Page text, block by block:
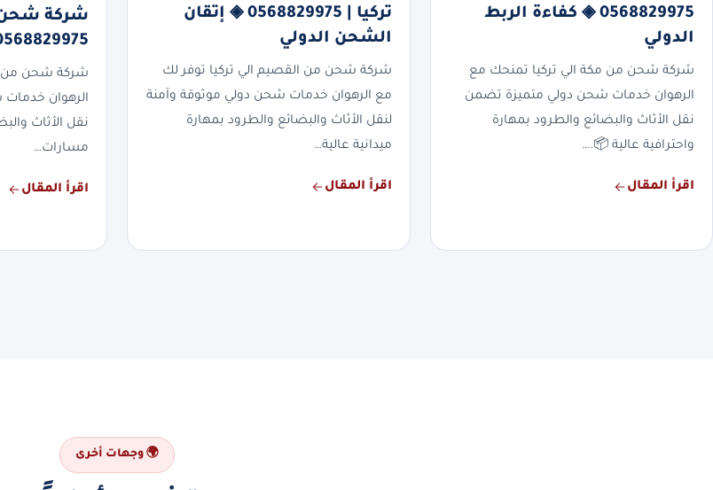
0568829975 ◈ كفاءة الربط
الدولي
شركة شحن من مكة الي تركيا تمنحك مع
الرهوان خدمات شحن دولي متميزة تضمن
نقل الأثاث والبضائع والطرود بمهارة
واحترافية عالية 📦.…
اقرأ المقال
تركيا | 0568829975 ◈ إتقان
الشحن الدولي
شركة شحن من القصيم الي تركيا توفر لك
مع الرهوان خدمات شحن دولي موثوقة وآمنة
لنقل الأثاث والبضائع والطرود بمهارة
ميدانية عالية…
اقرأ المقال
شركة شحن
0568829975 أسعار
شركة شحن من
الرهوان
نقل الأثاث
مسارات…
اقرأ المقال
🌍 وجهات أخرى